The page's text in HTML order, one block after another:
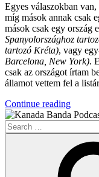
Egyes válaszokban
míg mások annak csak
mások csak egy ország
Spanyolországhoz
tartozó Kréta), vagy
Barcelona, New York).
csak az országot írtam
államot vettem fel a
Continue reading“Ha
El
Search
for: